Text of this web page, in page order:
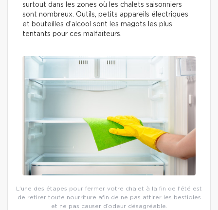
surtout dans les zones où les chalets saisonniers
sont nombreux. Outils, petits appareils électriques
et bouteilles d’alcool sont les magots les plus
tentants pour ces malfaiteurs.
L’une des étapes pour fermer votre chalet à la fin de l'été est
de retirer toute nourriture afin de ne pas attirer les bestioles
et ne pas causer d’odeur désagréable.